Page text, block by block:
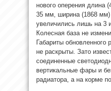
нового оперения длина
35 мм, ширина (1868
увеличились лишь на 3
Колесная база не
Габариты обновленного
не раскрыты. Зато
соединенные
вертикальные фары и
радиатора, а на корме